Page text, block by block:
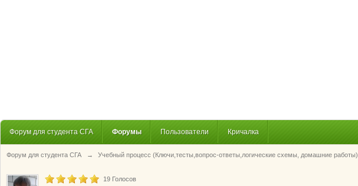
Форум для студента СГА Форумы Пользователи Кричалка
Форум для студента СГА → Учебный процесс (Ключи,тесты,вопрос-ответы,логические схемы, домашние работы)
19 Голосов